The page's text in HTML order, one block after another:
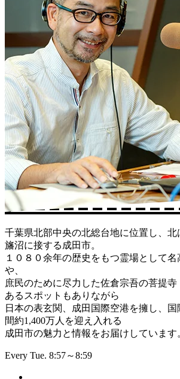
千葉県北部中央の北総台地に位置し、
旛沼に接する成田市。
１０８０余年の歴史をもつ霊場として
や、
庶民のために尽力した佐倉宗吾の菩提
あるスポットもありながら
日本の表玄関、成田国際空港を擁し、
間約1,400万人を迎え入れる
成田市の魅力と情報をお届けしています
Every Tue. 8:57～8:59